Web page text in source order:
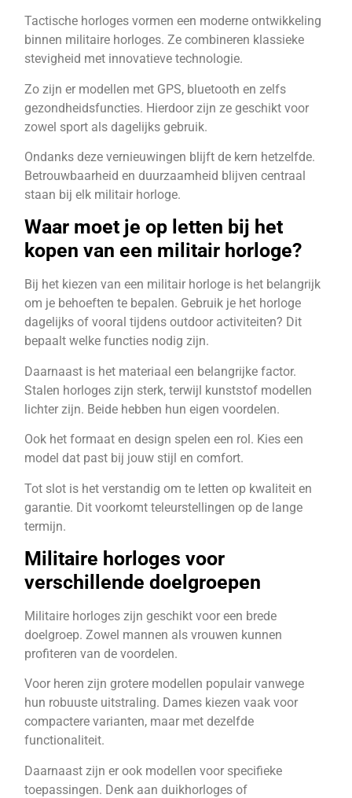
Tactische horloges vormen een moderne ontwikkeling
binnen militaire horloges. Ze combineren klassieke
stevigheid met innovatieve technologie.
Zo zijn er modellen met GPS, bluetooth en zelfs
gezondheidsfuncties. Hierdoor zijn ze geschikt voor
zowel sport als dagelijks gebruik.
Ondanks deze vernieuwingen blijft de kern hetzelfde.
Betrouwbaarheid en duurzaamheid blijven centraal
staan bij elk militair horloge.
Waar moet je op letten bij het
kopen van een militair horloge?
Bij het kiezen van een militair horloge is het belangrijk
om je behoeften te bepalen. Gebruik je het horloge
dagelijks of vooral tijdens outdoor activiteiten? Dit
bepaalt welke functies nodig zijn.
Daarnaast is het materiaal een belangrijke factor.
Stalen horloges zijn sterk, terwijl kunststof modellen
lichter zijn. Beide hebben hun eigen voordelen.
Ook het formaat en design spelen een rol. Kies een
model dat past bij jouw stijl en comfort.
Tot slot is het verstandig om te letten op kwaliteit en
garantie. Dit voorkomt teleurstellingen op de lange
termijn.
Militaire horloges voor
verschillende doelgroepen
Militaire horloges zijn geschikt voor een brede
doelgroep. Zowel mannen als vrouwen kunnen
profiteren van de voordelen.
Voor heren zijn grotere modellen populair vanwege
hun robuuste uitstraling. Dames kiezen vaak voor
compactere varianten, maar met dezelfde
functionaliteit.
Daarnaast zijn er ook modellen voor specifieke
toepassingen. Denk aan duikhorloges of